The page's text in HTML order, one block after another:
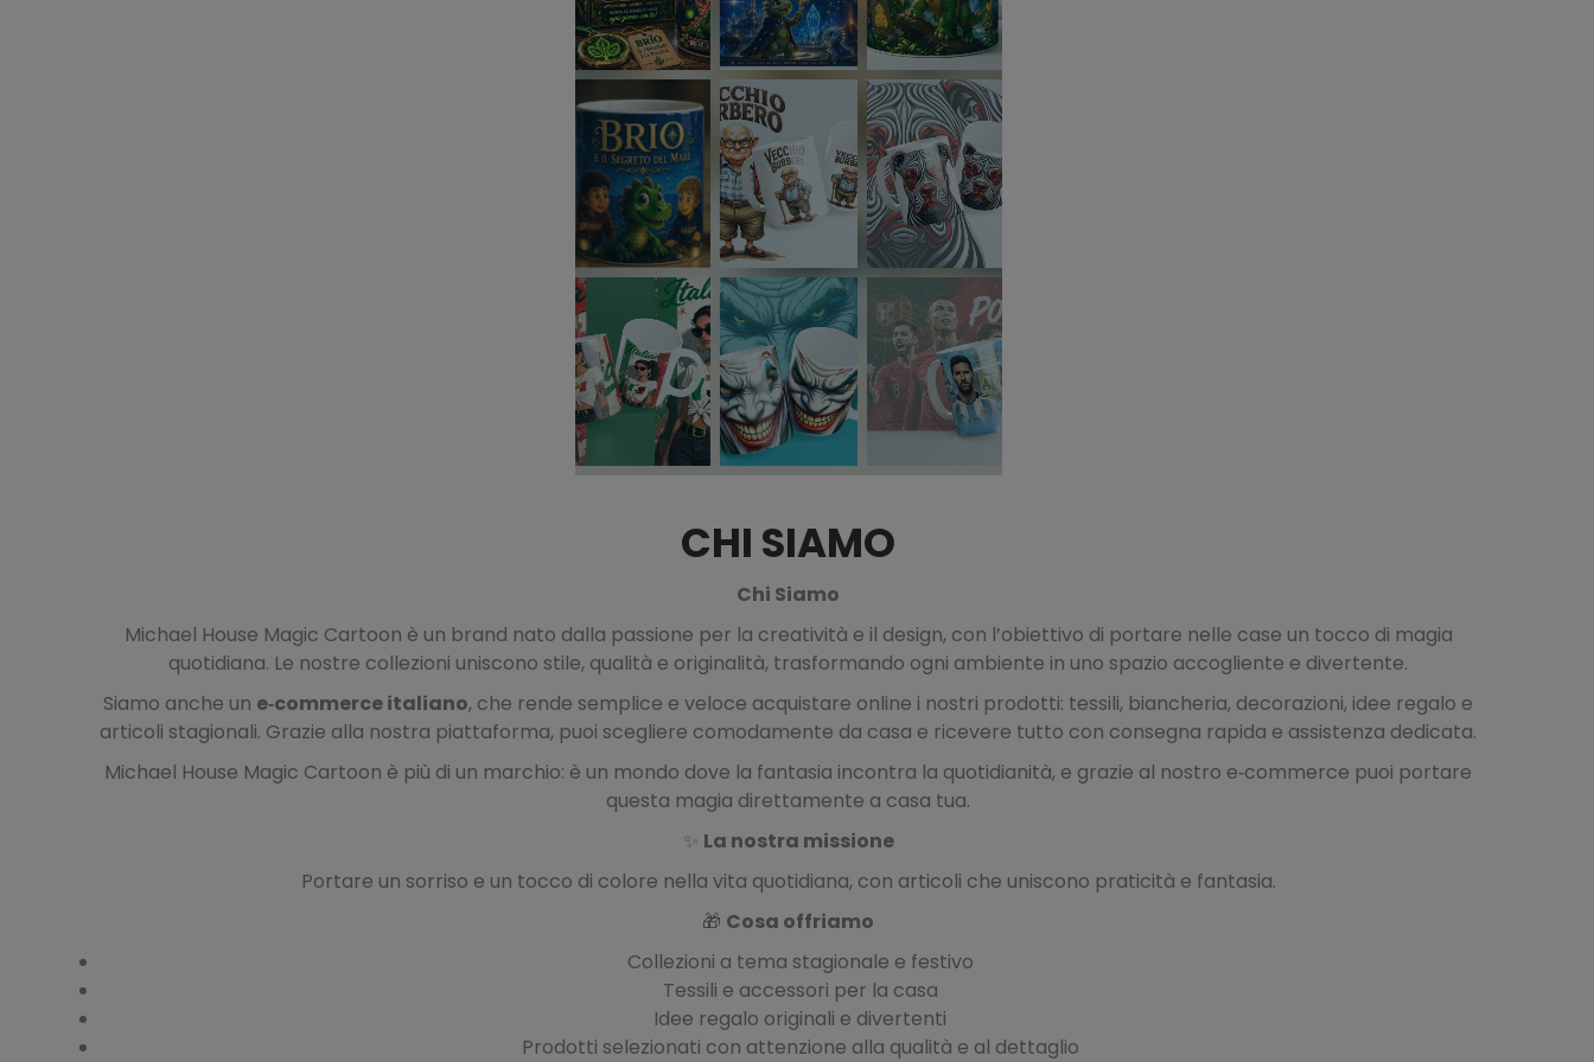
CHI SIAMO
Chi Siamo
Michael House Magic Cartoon è un brand nato dalla passione per la creatività e il design, con l’obiettivo di portare nelle case un tocco di magia
quotidiana. Le nostre collezioni uniscono stile, qualità e originalità, trasformando ogni ambiente in uno spazio accogliente e divertente.
Siamo anche un e‑commerce italiano, che rende semplice e veloce acquistare online i nostri prodotti: tessili, biancheria, decorazioni, idee regalo e
articoli stagionali. Grazie alla nostra piattaforma, puoi scegliere comodamente da casa e ricevere tutto con consegna rapida e assistenza dedicata.
Michael House Magic Cartoon è più di un marchio: è un mondo dove la fantasia incontra la quotidianità, e grazie al nostro e‑commerce puoi portare
questa magia direttamente a casa tua.
✨ La nostra missione
Portare un sorriso e un tocco di colore nella vita quotidiana, con articoli che uniscono praticità e fantasia.
🎁 Cosa offriamo
Collezioni a tema stagionale e festivo
Tessili e accessori per la casa
Idee regalo originali e divertenti
Prodotti selezionati con attenzione alla qualità e al dettaglio